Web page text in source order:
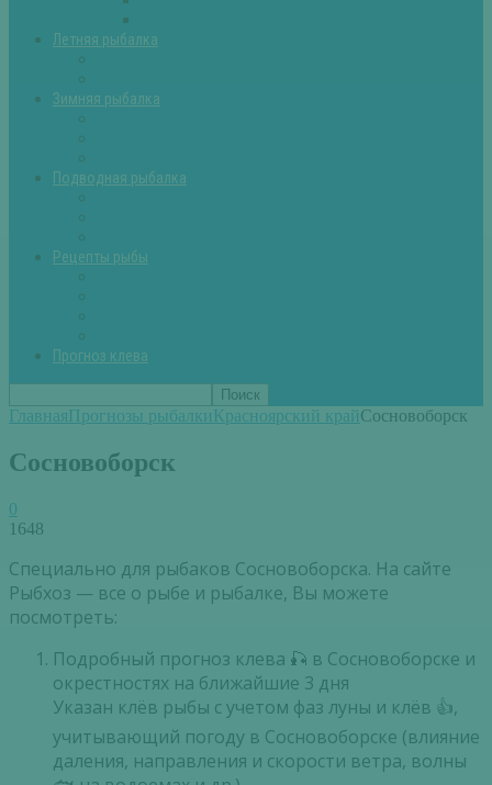
Летняя рыбалка
Зимняя рыбалка
Подводная рыбалка
Рецепты рыбы
Прогноз клева
ГлавнаяПрогнозы рыбалкиКрасноярский крайСосновоборск
Сосновоборск
0
1648
Специально для рыбаков Сосновоборска. На сайте
Рыбхоз — все о рыбе и рыбалке, Вы можете
посмотреть:
Подробный прогноз клева 🎣 в Сосновоборске и
окрестностях на ближайшие 3 дня
Указан клёв рыбы с учетом фаз луны и клёв 👍,
учитывающий погоду в Сосновоборске (влияние
даления, направления и скорости ветра, волны